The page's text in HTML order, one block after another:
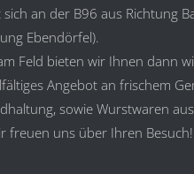
an der B96 aus Richtung
Ebendörfel).
Feld bieten wir Ihnen dann
Angebot an frischem
sowie Wurstwaren
freuen uns über Ihren Besuch!